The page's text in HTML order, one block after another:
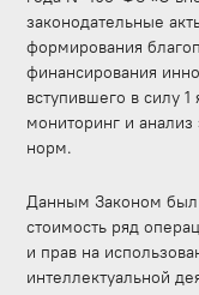
законодательные
формирования
финансирования
вступившего в силу
мониторинг и
норм.
Данным Законом был
стоимость ряд
и прав на
интеллектуальной